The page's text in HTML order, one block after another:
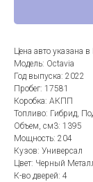
Цена авто указана в
Модель: Octavia
Год выпуска: 2022
Пробег: 17581
Коробка: АКПП
Топливо: Гибрид,
Объем, см3: 1395
Мощность: 204
Кузов: Универсал
Цвет: Черный
К-во дверей: 4